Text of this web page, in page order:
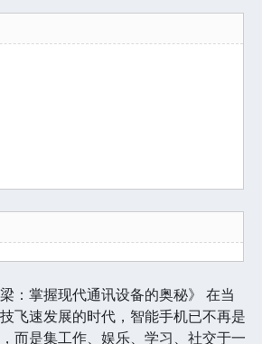
：掌握现代通讯设备的奥秘》 在当
飞速发展的时代，智能手机已不再是
而是集工作、娱乐、学习、社交于一